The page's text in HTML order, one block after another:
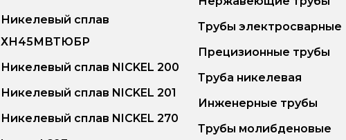
Никелевый сплав
ХН45МВТЮБР
Никелевый сплав NICKEL 200
Никелевый сплав NICKEL 201
Никелевый сплав NICKEL 270
Трубы электросварные
Прецизионные трубы
Труба никелевая
Инженерные трубы
Трубы молибденовые